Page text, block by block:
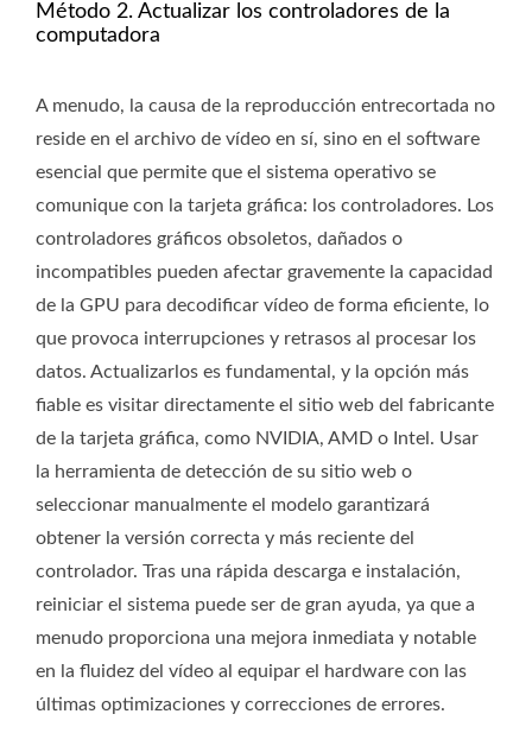
Método 2. Actualizar los controladores de la
computadora
A menudo, la causa de la reproducción entrecortada no
reside en el archivo de vídeo en sí, sino en el software
esencial que permite que el sistema operativo se
comunique con la tarjeta gráfica: los controladores. Los
controladores gráficos obsoletos, dañados o
incompatibles pueden afectar gravemente la capacidad
de la GPU para decodificar vídeo de forma eficiente, lo
que provoca interrupciones y retrasos al procesar los
datos. Actualizarlos es fundamental, y la opción más
fiable es visitar directamente el sitio web del fabricante
de la tarjeta gráfica, como NVIDIA, AMD o Intel. Usar
la herramienta de detección de su sitio web o
seleccionar manualmente el modelo garantizará
obtener la versión correcta y más reciente del
controlador. Tras una rápida descarga e instalación,
reiniciar el sistema puede ser de gran ayuda, ya que a
menudo proporciona una mejora inmediata y notable
en la fluidez del vídeo al equipar el hardware con las
últimas optimizaciones y correcciones de errores.